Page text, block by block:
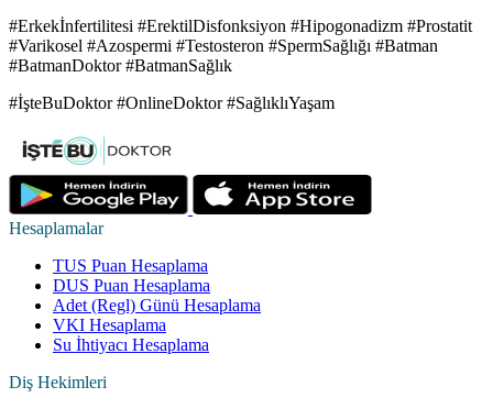
#Erkekİnfertilitesi #ErektilDisfonksiyon #Hipogonadizm #Prostatit
#Varikosel #Azospermi #Testosteron #SpermSağlığı #Batman
#BatmanDoktor #BatmanSağlık
#İşteBuDoktor #OnlineDoktor #SağlıklıYaşam
Hesaplamalar
TUS Puan Hesaplama
DUS Puan Hesaplama
Adet (Regl) Günü Hesaplama
VKI Hesaplama
Su İhtiyacı Hesaplama
Diş Hekimleri